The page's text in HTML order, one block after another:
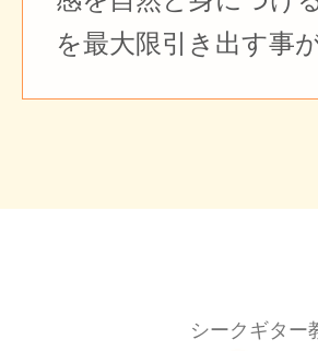
を最大限引き出す事
シークギター